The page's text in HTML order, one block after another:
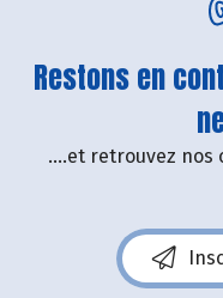
Restons en
....et retrouvez nos